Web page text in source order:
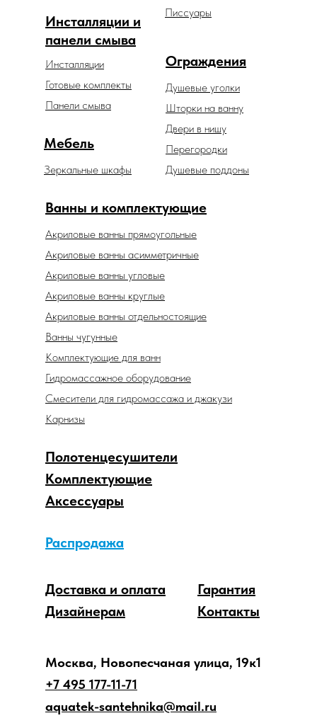
Ванны и комплектующие
Акриловые ванны прямоугольные
Зеркальные шкафы
Мебель
Ограждения
Душевые уголки
Шторки на ванну
Двери в нишу
Перегородки
Аксессуары
Распродажа
Комплектующие
Дизайнерам
Доставка и оплата
Гарантия
Контакты
Душевые поддоны
Акриловые ванны отдельностоящие
Акриловые ванны асимметричные
Акриловые ванны угловые
Акриловые ванны круглые
Ванны чугунные
Комплектующие для ванн
Гидромассажное оборудование
Смесители для гидромассажа и джакузи
Карнизы
Полотенцесушители
Инсталляции и
панели смыва
Инсталляции
Готовые комплекты
Панели смыва
Писсуары
Москва, Новопесчаная улица, 19к1
+7 495 177-11-71
aquatek-santehnika@mail.ru